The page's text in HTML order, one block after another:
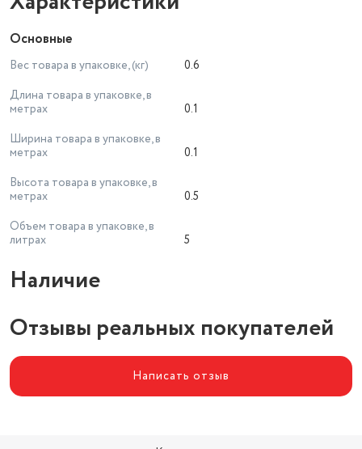
Основные
Вес товара в упаковке, (кг)
0.6
Длина товара в упаковке, в
метрах
0.1
Ширина товара в упаковке, в
метрах
0.1
Высота товара в упаковке, в
метрах
0.5
Объем товара в упаковке, в
литрах
5
Наличие
Отзывы реальных покупателей
Написать отзыв